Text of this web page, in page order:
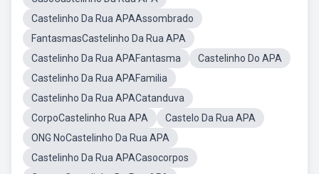
Castelinho Da Rua APAAssombrado
FantasmasCastelinho Da Rua APA
Castelinho Da Rua APAFantasma
Castelinho Do APA
Castelinho Da Rua APAFamilia
Castelinho Da Rua APACatanduva
CorpoCastelinho Rua APA
Castelo Da Rua APA
ONG NoCastelinho Da Rua APA
Castelinho Da Rua APACasocorpos